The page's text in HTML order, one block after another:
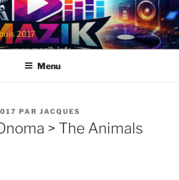
2017
Menu
PAR JACQUES
> The Animals